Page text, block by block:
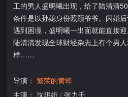
工的男人盛明曦出现，给了陆清清
条件是以孙媳身份照顾爷爷。闪婚
遇到困境，盛明曦一出面就能直接
陆清清发现全球财经杂志上有个男
样……
导演： 繁荣的黄蜂
主演： 沈玥妡 / 张力壬